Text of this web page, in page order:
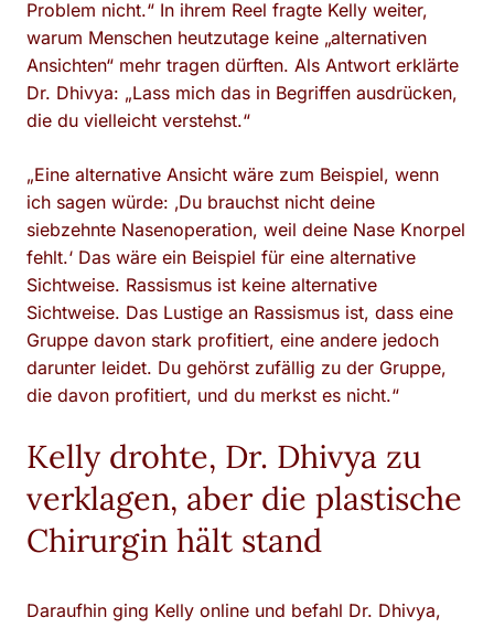
Problem nicht.“ In ihrem Reel fragte Kelly weiter,
warum Menschen heutzutage keine „alternativen
Ansichten“ mehr tragen dürften. Als Antwort erklärte
Dr. Dhivya: „Lass mich das in Begriffen ausdrücken,
die du vielleicht verstehst.“
„Eine alternative Ansicht wäre zum Beispiel, wenn
ich sagen würde: ‚Du brauchst nicht deine
siebzehnte Nasenoperation, weil deine Nase Knorpel
fehlt.‘ Das wäre ein Beispiel für eine alternative
Sichtweise. Rassismus ist keine alternative
Sichtweise. Das Lustige an Rassismus ist, dass eine
Gruppe davon stark profitiert, eine andere jedoch
darunter leidet. Du gehörst zufällig zu der Gruppe,
die davon profitiert, und du merkst es nicht.“
Kelly drohte, Dr. Dhivya zu
verklagen, aber die plastische
Chirurgin hält stand
Daraufhin ging Kelly online und befahl Dr. Dhivya,